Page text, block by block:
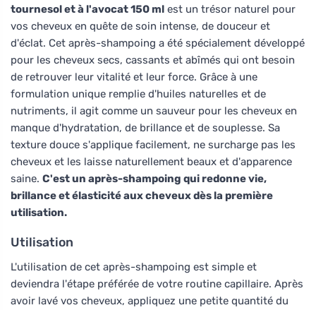
tournesol et à l'avocat 150 ml est un trésor naturel pour
vos cheveux en quête de soin intense, de douceur et
d'éclat. Cet après-shampoing a été spécialement développé
pour les cheveux secs, cassants et abîmés qui ont besoin
de retrouver leur vitalité et leur force. Grâce à une
formulation unique remplie d'huiles naturelles et de
nutriments, il agit comme un sauveur pour les cheveux en
manque d'hydratation, de brillance et de souplesse. Sa
texture douce s'applique facilement, ne surcharge pas les
cheveux et les laisse naturellement beaux et d'apparence
saine. C'est un après-shampoing qui redonne vie,
brillance et élasticité aux cheveux dès la première
utilisation.
Utilisation
L'utilisation de cet après-shampoing est simple et
deviendra l'étape préférée de votre routine capillaire. Après
avoir lavé vos cheveux, appliquez une petite quantité du